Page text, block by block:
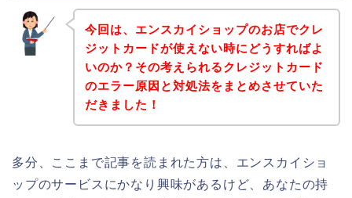
今回は、エンスカイショップのお店でクレ
ジットカードが使えない時にどうすればよ
いのか？その考えられるクレジットカード
のエラー原因と対処法をまとめさせていた
だきました！
多分、ここまで記事を読まれた方は、エンスカイショ
ップのサービスにかなり興味があるけど、あなたの持